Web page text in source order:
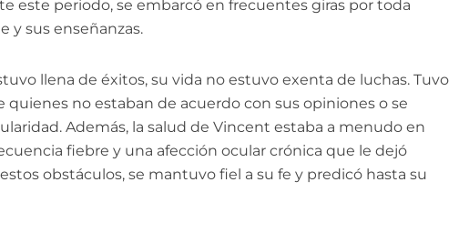
este periodo, se embarcó en frecuentes giras por toda
y sus enseñanzas.
llena de éxitos, su vida no estuvo exenta de luchas. Tuvo
quienes no estaban de acuerdo con sus opiniones o se
Además, la salud de Vincent estaba a menudo en
fiebre y una afección ocular crónica que le dejó
obstáculos, se mantuvo fiel a su fe y predicó hasta su